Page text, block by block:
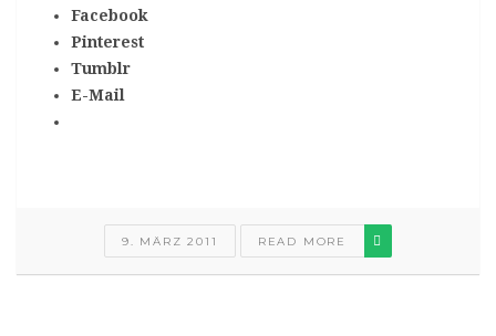
Facebook
Pinterest
Tumblr
E-Mail
9. MÄRZ 2011 READ MORE